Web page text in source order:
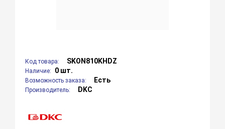
Код товара: SKON810KHDZ
Наличие: 0 шт.
Возможность заказа: Есть
Производитель: DKC